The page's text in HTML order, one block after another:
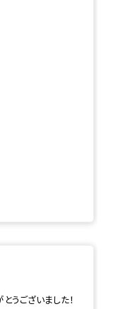
うございました！